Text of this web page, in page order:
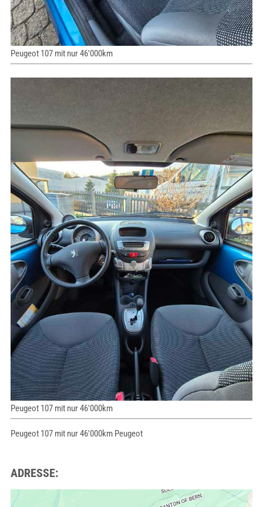
Peugeot 107 mit nur 46'000km
Peugeot 107 mit nur 46'000km
Peugeot 107 mit nur 46'000km Peugeot
ADRESSE: